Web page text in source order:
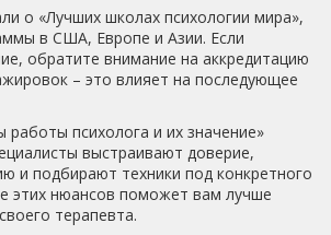
о «Лучших школах психологии мира»,
в США, Европе и Азии. Если
обратите внимание на аккредитацию
– это влияет на последующее
работы психолога и их значение»
выстраивают доверие,
и подбирают техники под конкретного
этих нюансов поможет вам лучше
терапевта.